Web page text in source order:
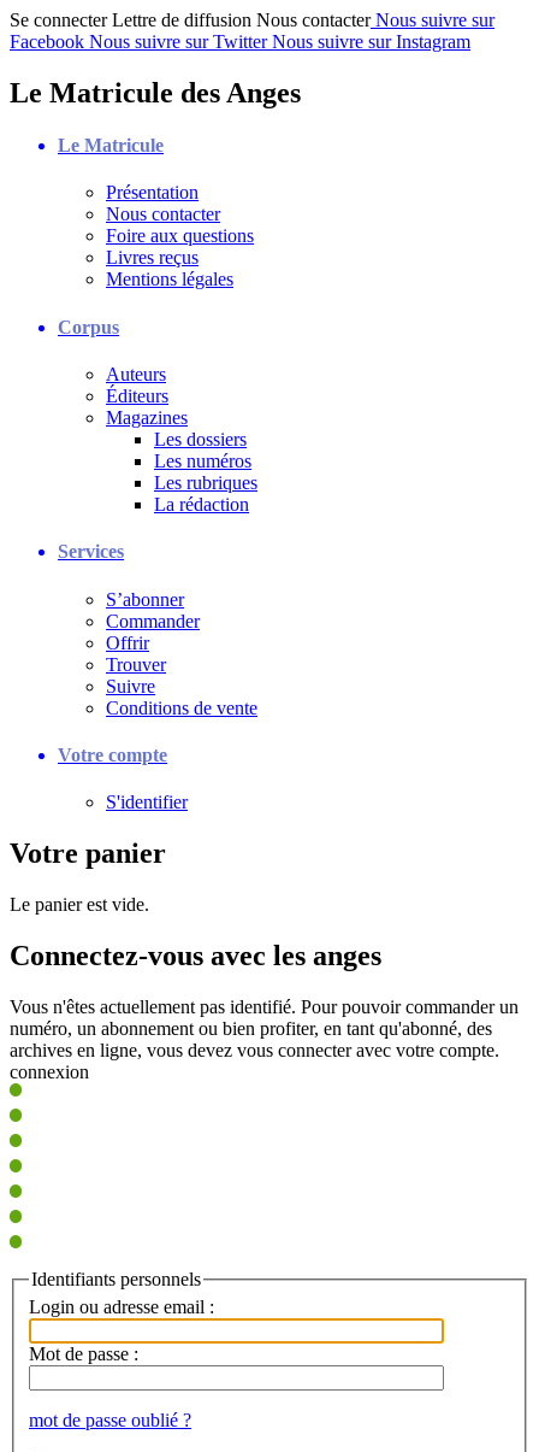
Se connecter Lettre de diffusion Nous contacter Nous suivre sur
Facebook Nous suivre sur Twitter Nous suivre sur Instagram
Le Matricule des Anges
Le Matricule
Présentation
Nous contacter
Foire aux questions
Livres reçus
Mentions légales
Corpus
Auteurs
Éditeurs
Magazines
Les dossiers
Les numéros
Les rubriques
La rédaction
Services
S’abonner
Commander
Offrir
Trouver
Suivre
Conditions de vente
Votre compte
S'identifier
Votre panier
Le panier est vide.
Connectez-vous avec les anges
Vous n'êtes actuellement pas identifié. Pour pouvoir commander un
numéro, un abonnement ou bien profiter, en tant qu'abonné, des
archives en ligne, vous devez vous connecter avec votre compte.
connexion
Identifiants personnels
Login ou adresse email :
Mot de passe :
mot de passe oublié ?